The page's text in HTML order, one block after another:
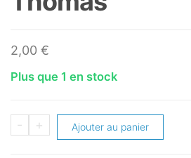
2,00 €
Plus que 1 en stock
-
quantité
+ Ajouter au panier